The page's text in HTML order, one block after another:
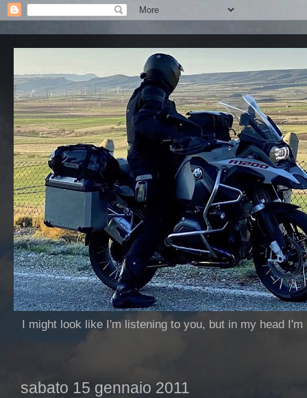
I might look like I'm listening to you, but in my head
sabato 15 gennaio 2011